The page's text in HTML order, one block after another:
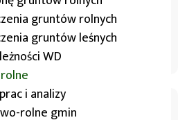
gruntów rolnych
gruntów leśnych
WD
i analizy
rolne gmin
Mapa